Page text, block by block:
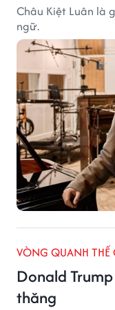
Châu Kiệt Luân là
ngữ.
VÒNG QUANH THẾ
Donald
thăng